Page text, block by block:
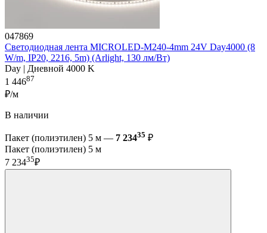
047869
Светодиодная лента MICROLED-M240-4mm 24V Day4000 (8
W/m, IP20, 2216, 5m) (Arlight, 130 лм/Вт)
Day | Дневной 4000 K
1 44687
₽/м
В наличии
Пакет (полиэтилен) 5 м — 7 23435 ₽
Пакет (полиэтилен) 5 м
7 23435₽